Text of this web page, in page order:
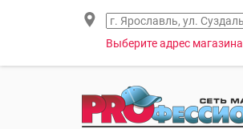
Выберите адрес магазина